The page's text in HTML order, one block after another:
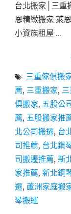
台北搬家│三重
恩精緻搬家 萊
小資族租屋 …
三重傢俱搬
薦, 三重搬家,
俱搬家, 五股公
薦, 五股搬家推
北公司搬遷, 台
司推薦, 台北鋼
司搬遷推薦, 新
家推薦, 新北鋼
遷, 蘆洲家庭搬
琴搬運